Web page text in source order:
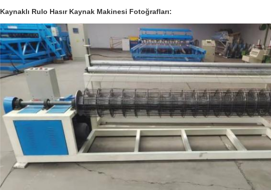
Kaynaklı Rulo Hasır Kaynak Makinesi Fotoğrafları: